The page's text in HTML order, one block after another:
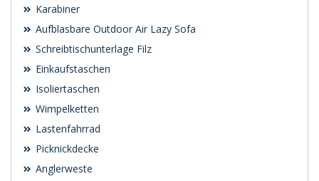
Karabiner
Aufblasbare Outdoor Air Lazy Sofa
Schreibtischunterlage Filz
Einkaufstaschen
Isoliertaschen
Wimpelketten
Lastenfahrrad
Picknickdecke
Anglerweste